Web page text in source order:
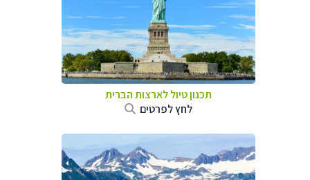
תכנון טיול לארצות הברית
לחץ לפרטים